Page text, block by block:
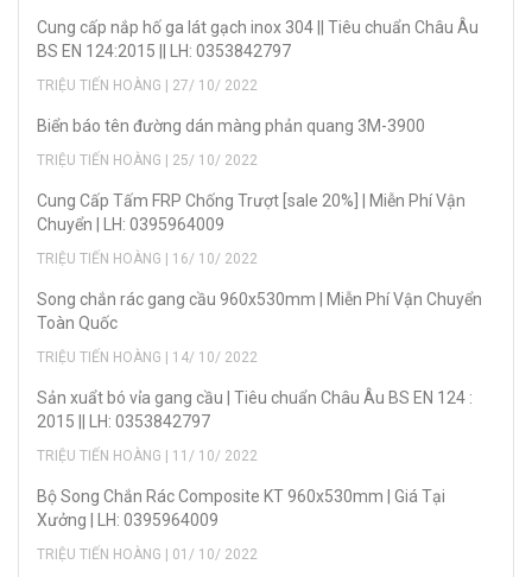
Cung cấp nắp hố ga lát gạch inox 304 || Tiêu chuẩn Châu Âu
BS EN 124:2015 || LH: 0353842797
TRIỆU TIẾN HOÀNG | 27/ 10/ 2022
Biển báo tên đường dán màng phản quang 3M-3900
TRIỆU TIẾN HOÀNG | 25/ 10/ 2022
Cung Cấp Tấm FRP Chống Trượt [sale 20%] | Miễn Phí Vận
Chuyển | LH: 0395964009
TRIỆU TIẾN HOÀNG | 16/ 10/ 2022
Song chắn rác gang cầu 960x530mm | Miễn Phí Vận Chuyển
Toàn Quốc
TRIỆU TIẾN HOÀNG | 14/ 10/ 2022
Sản xuẩt bó vỉa gang cầu | Tiêu chuẩn Châu Âu BS EN 124 :
2015 || LH: 0353842797
TRIỆU TIẾN HOÀNG | 11/ 10/ 2022
Bộ Song Chắn Rác Composite KT 960x530mm | Giá Tại
Xưởng | LH: 0395964009
TRIỆU TIẾN HOÀNG | 01/ 10/ 2022